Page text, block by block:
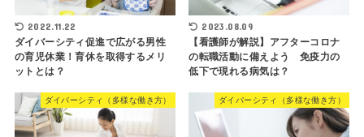
2022.11.22
ダイバーシティ促進で広がる男性
の育児休業！育休を取得するメリ
ットとは？
2023.08.09
【看護師が解説】アフターコロナ
の転職活動に備えよう 免疫力の
低下で現れる病気は？
ダイバーシティ（多様な働き方） ダイバーシティ（多様な働き方）